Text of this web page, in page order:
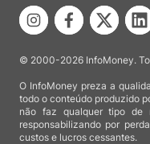
© 2000-2026 InfoMoney.
O InfoMoney preza a
todo o conteúdo produzido
não faz qualquer tipo de
responsabilizando por
custos e lucros cessantes.